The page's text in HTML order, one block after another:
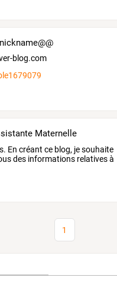
blog.com
Maternelle
En créant ce blog, jesouhaite
des informations relativesà
1